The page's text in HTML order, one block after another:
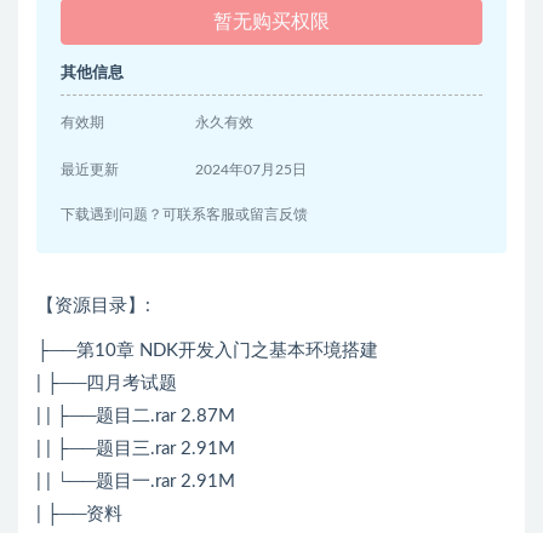
暂无购买权限
其他信息
有效期 永久有效
最近更新 2024年07月25日
下载遇到问题？可联系客服或留言反馈
【资源目录】:
├──第10章 NDK开发入门之基本环境搭建
| ├──四月考试题
| | ├──题目二.rar 2.87M
| | ├──题目三.rar 2.91M
| | └──题目一.rar 2.91M
| ├──资料